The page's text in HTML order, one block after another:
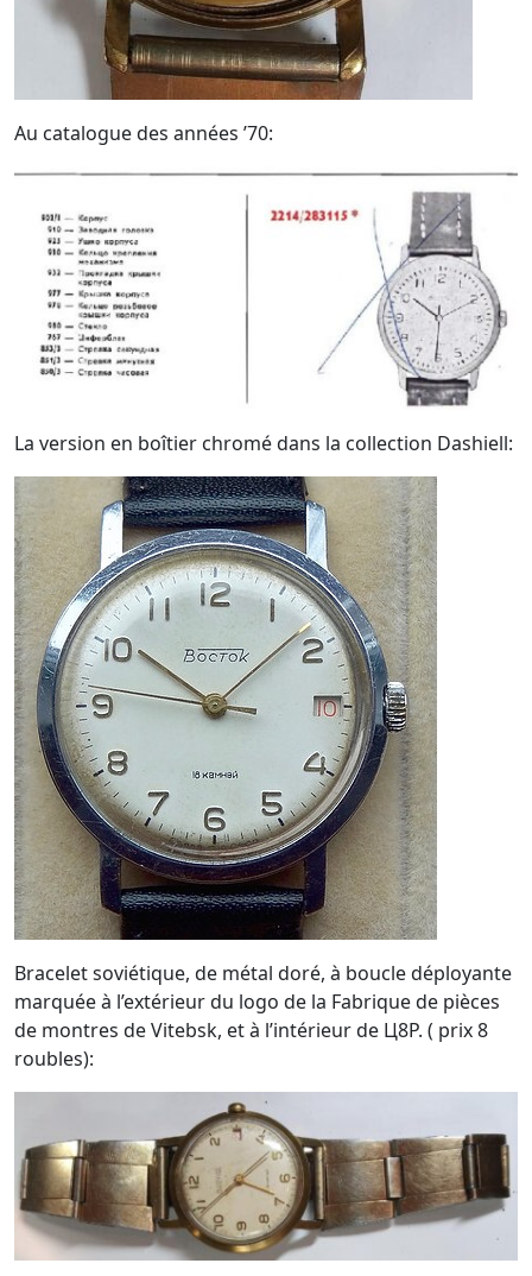
Au catalogue des années ’70:
La version en boîtier chromé dans la collection Dashiell:
Bracelet soviétique, de métal doré, à boucle déployante
marquée à l’extérieur du logo de la Fabrique de pièces
de montres de Vitebsk, et à l’intérieur de Ц8P. ( prix 8
roubles):